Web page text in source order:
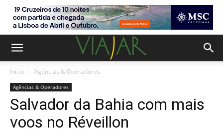
Início Agências & Operadores
Agências & Operadores
Salvador da Bahia com mais
voos no Réveillon